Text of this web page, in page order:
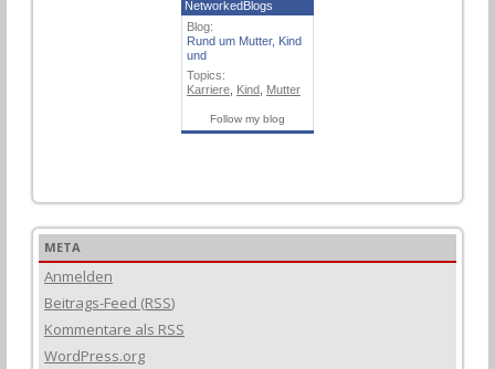
NetworkedBlogs
Blog:
Rund um Mutter, Kind
und
Topics:
Karriere Kind Mutter
Follow my blog
META
Anmelden
Beitrags-Feed (RSS)
Kommentare als RSS
WordPress.org